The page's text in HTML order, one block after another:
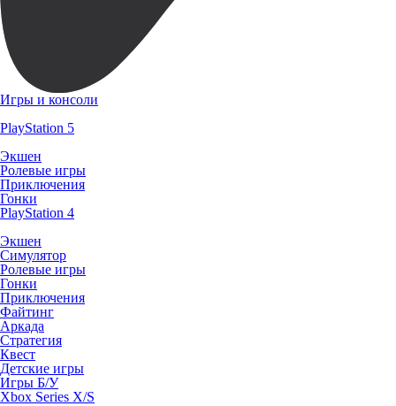
Игры и консоли
PlayStation 5
Экшен
Ролевые игры
Приключения
Гонки
PlayStation 4
Экшен
Симулятор
Ролевые игры
Гонки
Приключения
Файтинг
Аркада
Стратегия
Квест
Детские игры
Игры Б/У
Xbox Series X/S